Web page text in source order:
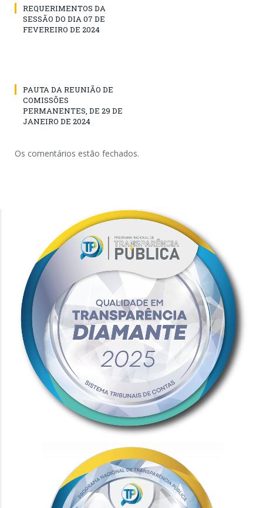
REQUERIMENTOS DA
SESSÃO DO DIA 07 DE
FEVEREIRO DE 2024
PAUTA DA REUNIÃO DE
COMISSÕES
PERMANENTES, DE 29 DE
JANEIRO DE 2024
Os comentários estão fechados.